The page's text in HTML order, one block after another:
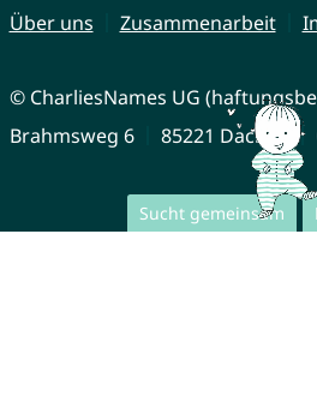
Sucht gemeinsam
Über uns
Zusammenarbeit
© CharliesNames UG
Brahmsweg 6
85221 Dachau